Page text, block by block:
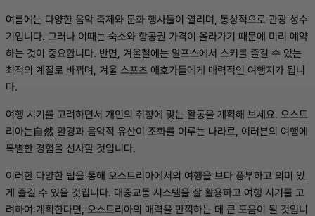
여름에는 다양한 음악 축제와 문화 행사들이 열리며, 통상적으로 관광 성수
기입니다. 그러나 이때는 숙소와 항공권 가격이 올라가기 때문에 미리 예약
하는 것이 중요합니다. 반면, 겨울철에는 알프스에서 스키를 즐길 수 있는
최적의 계절로 바뀌며, 겨울 스포츠 애호가들에게 매력적인 여행지가 됩니
다.
여행 시기를 고려하면서 개인의 취향에 맞는 활동을 계획해 보세요. 오스트
리아는自然 환경과 음악적 유산이 조화를 이루는 나라로, 여러분의 여행에
특별한 경험을 선사할 것입니다.
이러한 다양한 팁을 통해 오스트리아에서의 여행을 보다 풍부하고 의미 있
게 즐길 수 있을 것입니다. 대중교통 시스템을 잘 활용하고 여행 시기를 고
려하여 계획한다면, 오스트리아의 매력을 만끽하는 데 큰 도움이 될 것입니